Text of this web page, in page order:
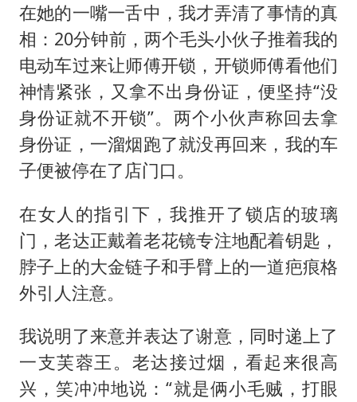
我国民营企业创新动能持续增强
真理之光，何以能照亮复兴之路？
在她的一嘴一舌中，我才弄清了事情的真
相：20分钟前，两个毛头小伙子推着我的
电动车过来让师傅开锁，开锁师傅看他们
神情紧张，又拿不出身份证，便坚持“没
身份证就不开锁”。两个小伙声称回去拿
身份证，一溜烟跑了就没再回来，我的车
子便被停在了店门口。
在女人的指引下，我推开了锁店的玻璃
门，老达正戴着老花镜专注地配着钥匙，
脖子上的大金链子和手臂上的一道疤痕格
外引人注意。
我说明了来意并表达了谢意，同时递上了
一支芙蓉王。老达接过烟，看起来很高
兴，笑冲冲地说：“就是俩小毛贼，打眼